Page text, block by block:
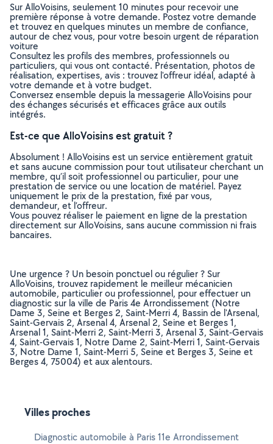
Sur AlloVoisins, seulement 10 minutes pour recevoir une
première réponse à votre demande. Postez votre demande
et trouvez en quelques minutes un membre de confiance,
autour de chez vous, pour votre besoin urgent de réparation
voiture
Consultez les profils des membres, professionnels ou
particuliers, qui vous ont contacté. Présentation, photos de
réalisation, expertises, avis : trouvez l'offreur idéal, adapté à
votre demande et à votre budget.
Conversez ensemble depuis la messagerie AlloVoisins pour
des échanges sécurisés et efficaces grâce aux outils
intégrés.
Est-ce que AlloVoisins est gratuit ?
Absolument ! AlloVoisins est un service entièrement gratuit
et sans aucune commission pour tout utilisateur cherchant un
membre, qu’il soit professionnel ou particulier, pour une
prestation de service ou une location de matériel. Payez
uniquement le prix de la prestation, fixé par vous,
demandeur, et l’offreur.
Vous pouvez réaliser le paiement en ligne de la prestation
directement sur AlloVoisins, sans aucune commission ni frais
bancaires.
Une urgence ? Un besoin ponctuel ou régulier ? Sur
AlloVoisins, trouvez rapidement le meilleur mécanicien
automobile, particulier ou professionnel, pour effectuer un
diagnostic sur la ville de Paris 4e Arrondissement (Notre
Dame 3, Seine et Berges 2, Saint-Merri 4, Bassin de l'Arsenal,
Saint-Gervais 2, Arsenal 4, Arsenal 2, Seine et Berges 1,
Arsenal 1, Saint-Merri 2, Saint-Merri 3, Arsenal 3, Saint-Gervais
4, Saint-Gervais 1, Notre Dame 2, Saint-Merri 1, Saint-Gervais
3, Notre Dame 1, Saint-Merri 5, Seine et Berges 3, Seine et
Berges 4, 75004) et aux alentours.
Villes proches
Diagnostic automobile à Paris 11e Arrondissement